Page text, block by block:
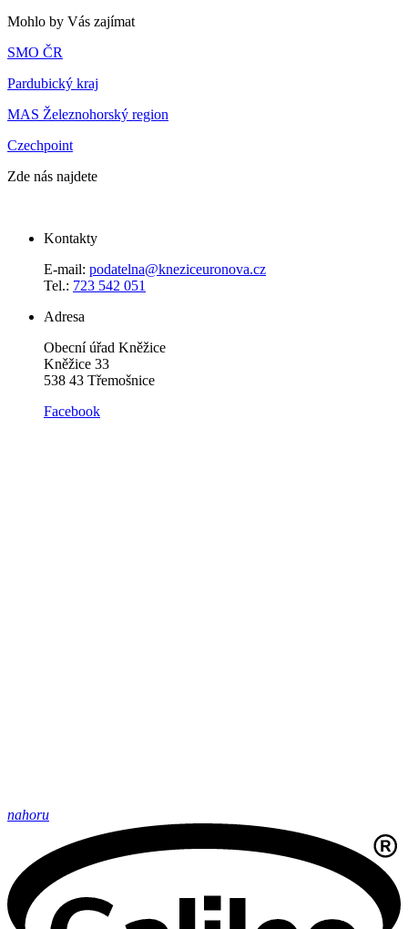
Mohlo by Vás zajímat
SMO ČR
Pardubický kraj
MAS Železnohorský region
Czechpoint
Zde nás najdete
Kontakty
E-mail: podatelna@kneziceuronova.cz
Tel.: 723 542 051
Adresa
Obecní úřad Kněžice
Kněžice 33
538 43 Třemošnice
Facebook
nahoru